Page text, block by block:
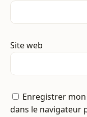
Site web
Enregistrer
dans le navigateur